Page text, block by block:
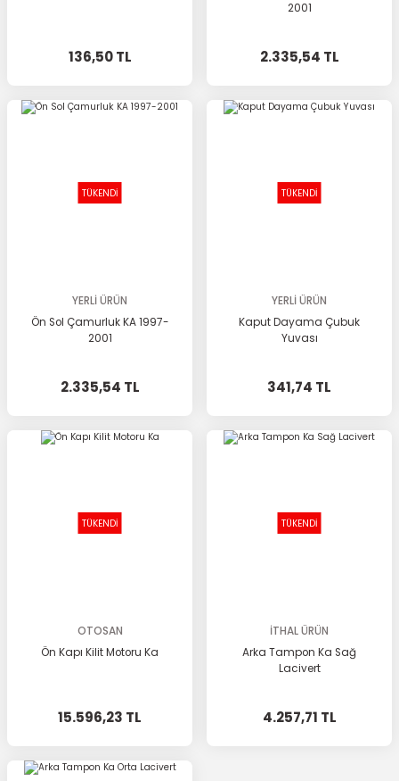
136,50 TL
2001
2.335,54 TL
TÜKENDİ
YERLİ ÜRÜN
Ön Sol Çamurluk KA 1997-
2001
2.335,54 TL
TÜKENDİ
YERLİ ÜRÜN
Kaput Dayama Çubuk
Yuvası
341,74 TL
TÜKENDİ
OTOSAN
Ön Kapı Kilit Motoru Ka
15.596,23 TL
TÜKENDİ
İTHAL ÜRÜN
Arka Tampon Ka Sağ
Lacivert
4.257,71 TL